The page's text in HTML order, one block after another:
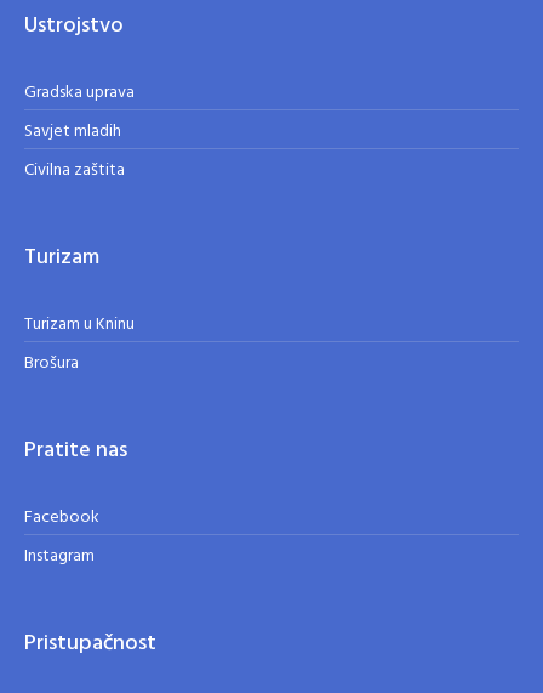
Ustrojstvo
Gradska uprava
Savjet mladih
Civilna zaštita
Turizam
Turizam u Kninu
Brošura
Pratite nas
Facebook
Instagram
Pristupačnost